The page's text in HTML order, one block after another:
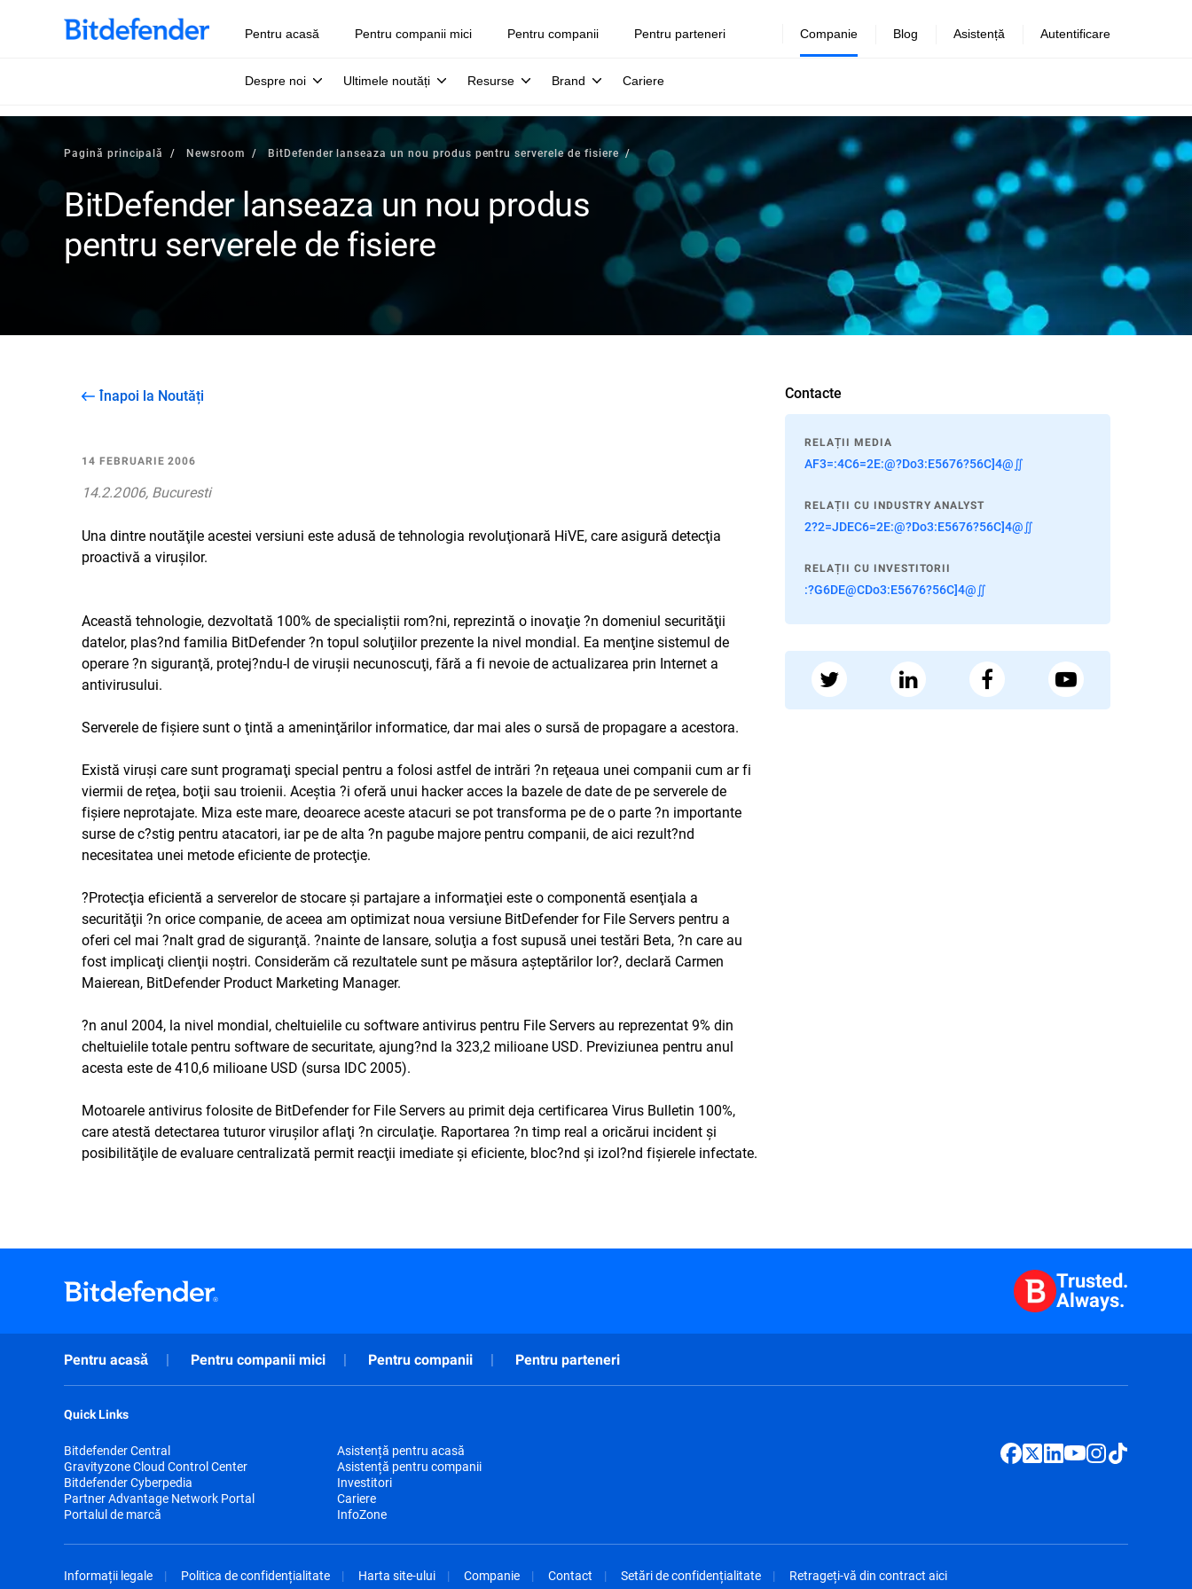
Pentru acasă Pentru companii mici Pentru companii Pentru parteneri Companie
Despre noi Ultimele noutăți Resurse Brand Cariere
Blog Asistență Autentificare
Pagină principală Newsroom BitDefender lanseaza un nou produs pentru serverele de fisiere
BitDefender lanseaza un nou produs
pentru serverele de fisiere
Înapoi la Noutăți
14 FEBRUARIE 2006
14.2.2006, Bucuresti
Una dintre noutăţile acestei versiuni este adusă de tehnologia revoluţionară HiVE, care asigură detecţia
proactivă a viruşilor.
Această tehnologie, dezvoltată 100% de specialiştii rom?ni, reprezintă o inovaţie ?n domeniul securităţii
datelor, plas?nd familia BitDefender ?n topul soluţiilor prezente la nivel mondial. Ea menţine sistemul de
operare ?n siguranţă, protej?ndu-l de viruşii necunoscuţi, fără a fi nevoie de actualizarea prin Internet a
antivirusului.
Serverele de fişiere sunt o ţintă a ameninţărilor informatice, dar mai ales o sursă de propagare a acestora.
Există viruşi care sunt programaţi special pentru a folosi astfel de intrări ?n reţeaua unei companii cum ar fi
viermii de reţea, boţii sau troienii. Aceştia ?i oferă unui hacker acces la bazele de date de pe serverele de
fişiere neprotajate. Miza este mare, deoarece aceste atacuri se pot transforma pe de o parte ?n importante
surse de c?stig pentru atacatori, iar pe de alta ?n pagube majore pentru companii, de aici rezult?nd
necesitatea unei metode eficiente de protecţie.
?Protecţia eficientă a serverelor de stocare şi partajare a informaţiei este o componentă esenţiala a
securităţii ?n orice companie, de aceea am optimizat noua versiune BitDefender for File Servers pentru a
oferi cel mai ?nalt grad de siguranţă. ?nainte de lansare, soluţia a fost supusă unei testări Beta, ?n care au
fost implicaţi clienţii noştri. Considerăm că rezultatele sunt pe măsura aşteptărilor lor?, declară Carmen
Maierean, BitDefender Product Marketing Manager.
?n anul 2004, la nivel mondial, cheltuielile cu software antivirus pentru File Servers au reprezentat 9% din
cheltuielile totale pentru software de securitate, ajung?nd la 323,2 milioane USD. Previziunea pentru anul
acesta este de 410,6 milioane USD (sursa IDC 2005).
Motoarele antivirus folosite de BitDefender for File Servers au primit deja certificarea Virus Bulletin 100%,
care atestă detectarea tuturor viruşilor aflaţi ?n circulaţie. Raportarea ?n timp real a oricărui incident şi
posibilităţile de evaluare centralizată permit reacţii imediate şi eficiente, bloc?nd şi izol?nd fişierele infectate.
Contacte
RELAȚII MEDIA
AF3=:4C6=2E:@?Do3:E5676?56C]4@∬
RELAȚII CU INDUSTRY ANALYST
2?2=JDEC6=2E:@?Do3:E5676?56C]4@∬
RELAȚII CU INVESTITORII
:?G6DE@CDo3:E5676?56C]4@∬
Trusted.
Always.
Pentru acasă Pentru companii mici Pentru companii Pentru parteneri
Quick Links
Bitdefender Central
Gravityzone Cloud Control Center
Bitdefender Cyberpedia
Partner Advantage Network Portal
Portalul de marcă
Asistență pentru acasă
Asistență pentru companii
Investitori
Cariere
InfoZone
Informații legale Politica de confidențialitate Harta site-ului Companie Contact Setări de confidențialitate Retrageți-vă din contract aici